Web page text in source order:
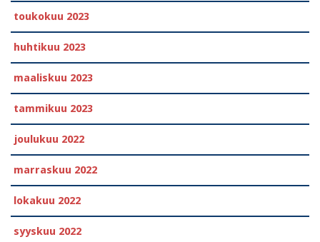
toukokuu 2023
huhtikuu 2023
maaliskuu 2023
tammikuu 2023
joulukuu 2022
marraskuu 2022
lokakuu 2022
syyskuu 2022